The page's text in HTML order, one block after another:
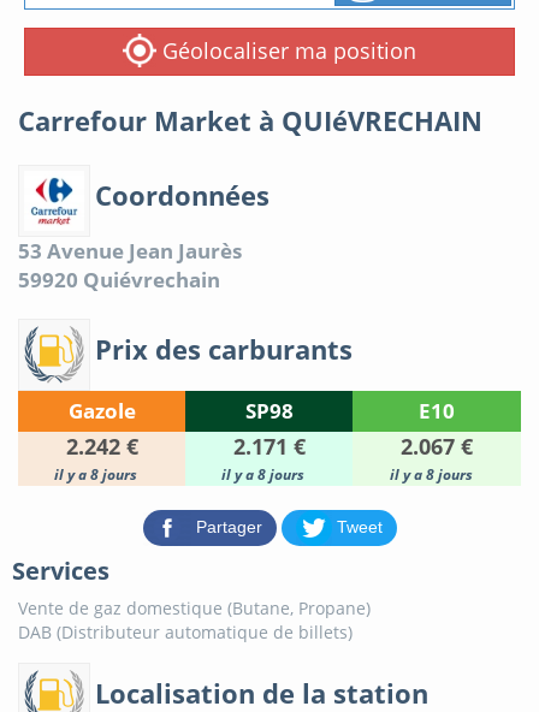
Géolocaliser ma position
Carrefour Market à QUIéVRECHAIN
Coordonnées
53 Avenue Jean Jaurès
59920 Quiévrechain
Prix des carburants
Gazole SP98 E10
2.242 € 2.171 € 2.067 €
il y a 8 jours il y a 8 jours il y a 8 jours
Partager Tweet
Services
Vente de gaz domestique (Butane, Propane)
DAB (Distributeur automatique de billets)
Localisation de la station